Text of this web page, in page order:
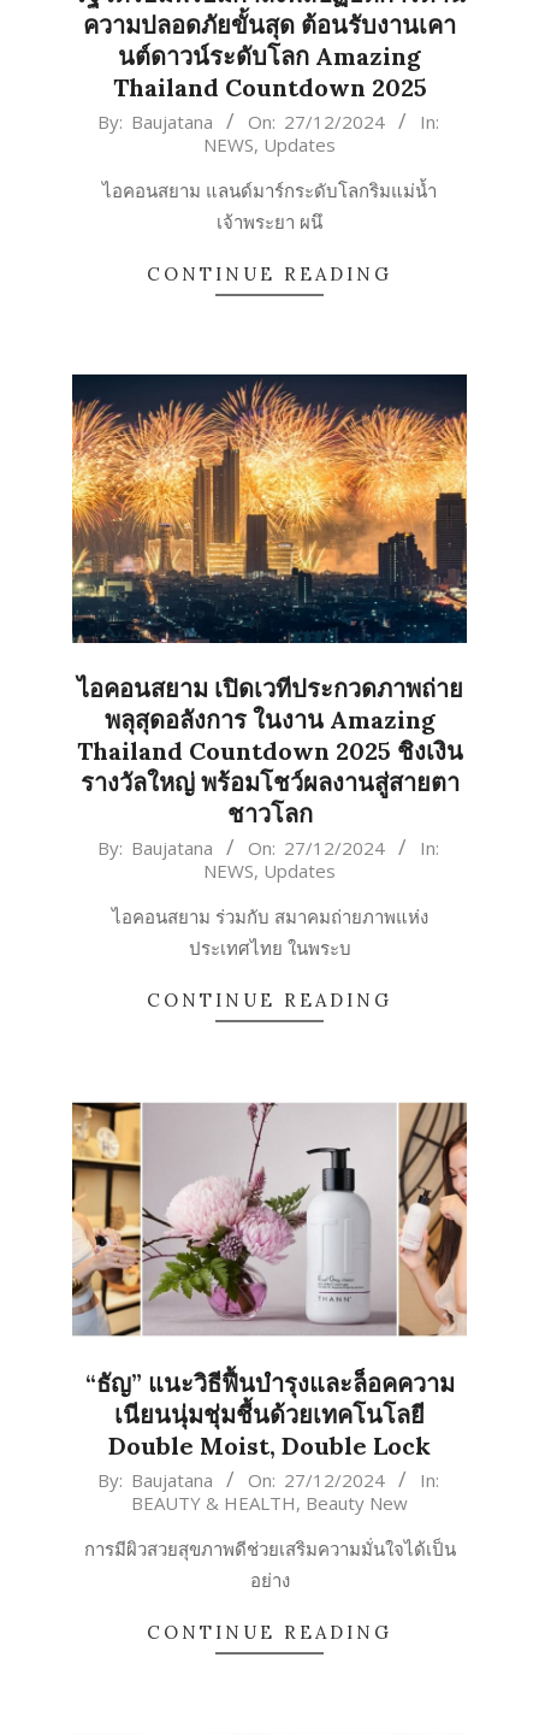
ความปลอดภัยขั้นสุด ต้อนรับงานเคา
นต์ดาวน์ระดับโลก Amazing
Thailand Countdown 2025
2024-
By: Baujatana On: 27/12/2024
In:
NEWS, Updates
ไอคอนสยาม แลนด์มาร์กระดับโลกริมแม่น้ำ
เจ้าพระยา ผนึ
CONTINUE READING
ไอคอนสยาม เปิดเวทีประกวดภาพถ่าย
พลุสุดอลังการ ในงาน Amazing
Thailand Countdown 2025 ชิงเงิน
รางวัลใหญ่ พร้อมโชว์ผลงานสู่สายตา
ชาวโลก
2024-
By: Baujatana On: 27/12/2024
In:
NEWS, Updates
ไอคอนสยาม ร่วมกับ สมาคมถ่ายภาพแห่ง
ประเทศไทย ในพระบ
CONTINUE READING
“ธัญ” แนะวิธีฟื้นบำรุงและล็อคความ
เนียนนุ่มชุ่มชื้นด้วยเทคโนโลยี
Double Moist, Double Lock
2024-
27
By: Baujatana On: 27/12/2024
In:
BEAUTY & HEALTH, Beauty New
การมีผิวสวยสุขภาพดีช่วยเสริมความมั่นใจได้เป็น
อย่าง
CONTINUE READING